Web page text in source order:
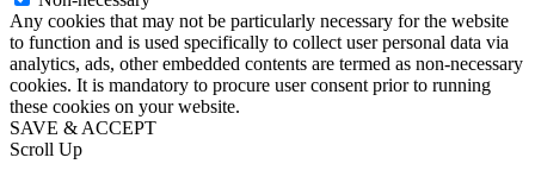
Any cookies that may not be particularly necessary for the website
to function and is used specifically to collect user personal data via
analytics, ads, other embedded contents are termed as non-necessary
cookies. It is mandatory to procure user consent prior to running
these cookies on your website.
SAVE & ACCEPT
Scroll Up